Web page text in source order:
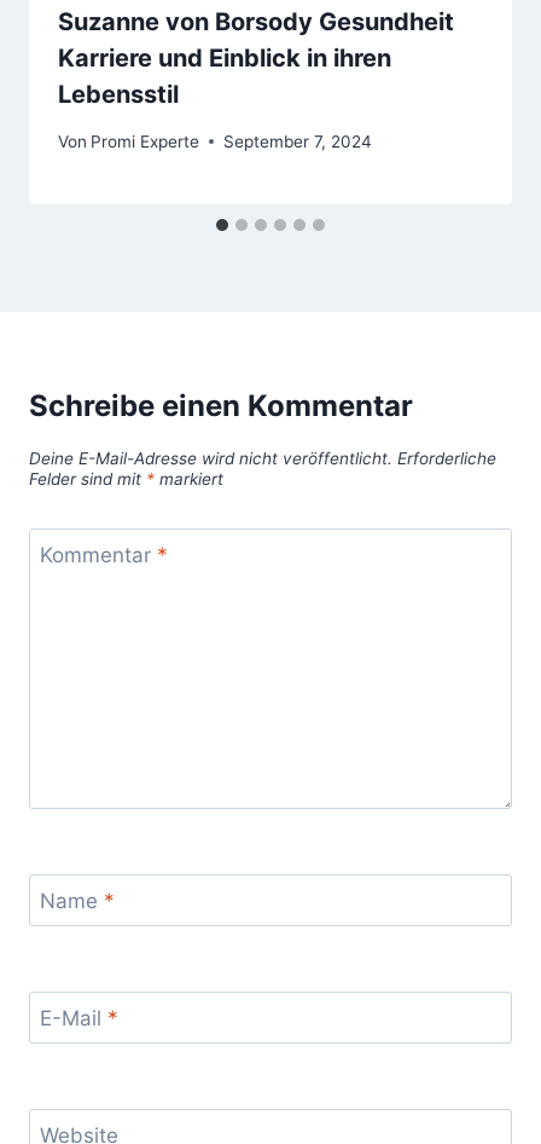
Suzanne von Borsody Gesundheit
Karriere und Einblick in ihren
Lebensstil
Von Promi Experte September 7, 2024
Schreibe einen Kommentar
Deine E-Mail-Adresse wird nicht veröffentlicht. Erforderliche
Felder sind mit * markiert
Kommentar *
Name *
E-Mail *
Website